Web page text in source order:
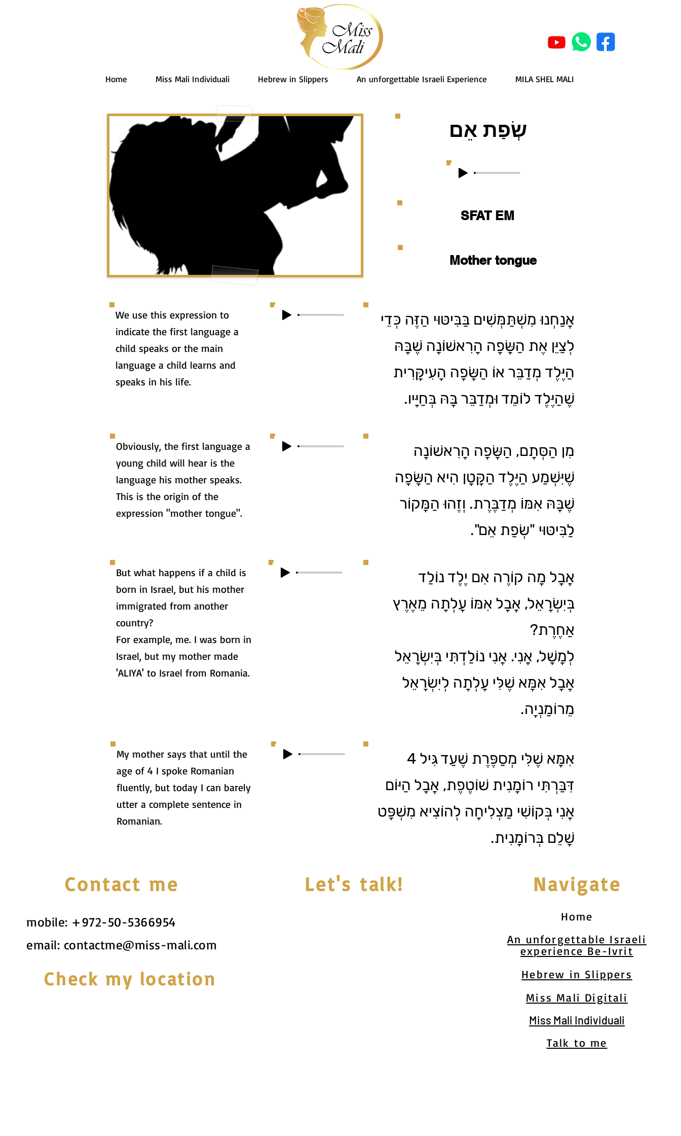
Home Miss Mali Individuali Hebrew in Slippers An unforgettable Israeli Experience MILA SHEL MALI
שְׂפַת אֵם
SFAT EM
Mother tongue
We use this expression to
indicate the first language a
child speaks or the main
language a child learns and
speaks in his life.
אֲנַחְנוּ מִשְׁתַּמְּשִׁים בַּבִּיטּוּי הַזֶּה כְּדֵי
לְצַיֵּן אֶת הַשָּׂפָה הָרִאשׁוֹנָה שֶׁבָּהּ
הַיֶּלֶד מְדַבֵּר אוֹ הַשָּׂפָה הָעִיקָּרִית
שֶׁהַיֶּלֶד לוֹמֵד וּמְדַבֵּר בָּהּ בְּחַיָּיו.
Obviously, the first language a
young child will hear is the
language his mother speaks.
This is the origin of the
expression "mother tongue".
מִן הַסְּתָם, הַשָּׂפָה הָרִאשׁוֹנָה
שֶׁיִּשְׁמַע הַיֶּלֶד הַקָּטָן הִיא הַשָּׂפָה
שֶׁבָּהּ אִמּוֹ מְדַבֶּרֶת. וְזֶהוּ הַמָּקוֹר
לַבִּיטּוּי "שְׂפַת אֵם".
But what happens if a child is
born in Israel, but his mother
immigrated from another
country?
For example, me. I was born in
Israel, but my mother made
'ALIYA' to Israel from Romania.
אֲבָל מָה קוֹרֶה אִם יֶלֶד נוֹלַד
בְּיִשְׂרָאֵל, אֲבָל אִמּוֹ עָלְתָה מֵאֶרֶץ
אַחֶרֶת?
לְמָשָׁל, אֲנִי. אֲנִי נוֹלַדְתִּי בְּיִשְׂרָאֵל
אֲבָל אִמָּא שֶׁלִּי עָלְתָה לְיִשְׂרָאֵל
מֵרוֹמַנְיָה.
My mother says that until the
age of 4 I spoke Romanian
fluently, but today I can barely
utter a complete sentence in
Romanian.
אִמָּא שֶׁלִּי מְסַפֶּרֶת שֶׁעַד גִּיל 4
דִּבַּרְתִּי רוֹמָנִית שׁוֹטֶפֶת, אֲבָל הַיּוֹם
אֲנִי בְּקוֹשִׁי מַצְלִיחָה לְהוֹצִיא מִשְׁפָּט
שָׁלֵם בְּרוֹמָנִית.
Contact me
mobile: +972-50-5366954
email: contactme@miss-mali.com
Check my location
Let's talk! Navigate
Home
An unforgettable Israeli
experience Be-Ivrit
Hebrew in Slippers
Miss Mali Digitali
Miss Mali Individuali
Talk to me